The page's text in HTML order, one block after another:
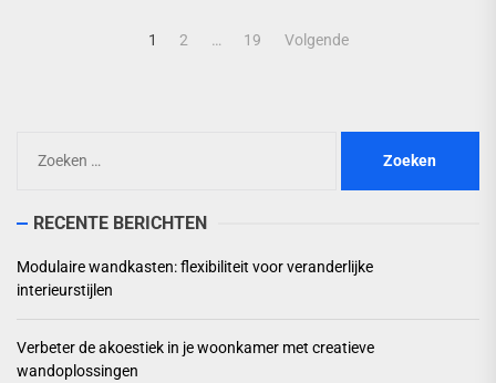
1 2 … 19 Volgende
naar:
RECENTE BERICHTEN
Modulaire wandkasten: flexibiliteit voor veranderlijke
interieurstijlen
Verbeter de akoestiek in je woonkamer met creatieve
wandoplossingen